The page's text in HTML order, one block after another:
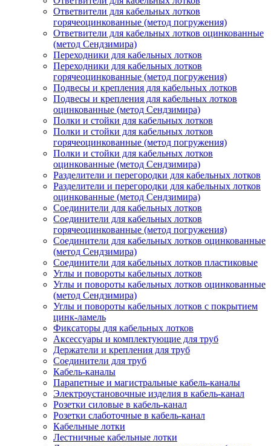
Ответвители для кабельных лотков
горячеоцинкованные (метод погружения)
Ответвители для кабельных лотков оцинкованные
(метод Сендзимира)
Переходники для кабельных лотков
Переходники для кабельных лотков
горячеоцинкованные (метод погружения)
Подвесы и крепления для кабельных лотков
Подвесы и крепления для кабельных лотков
оцинкованные (метод Сендзимира)
Полки и стойки для кабельных лотков
Полки и стойки для кабельных лотков
горячеоцинкованные (метод погружения)
Полки и стойки для кабельных лотков
оцинкованные (метод Сендзимира)
Разделители и перегородки для кабельных лотков
Разделители и перегородки для кабельных лотков
оцинкованные (метод Сендзимира)
Соединители для кабельных лотков
Соединители для кабельных лотков
горячеоцинкованные (метод погружения)
Соединители для кабельных лотков оцинкованные
(метод Сендзимира)
Соединители для кабельных лотков пластиковые
Углы и повороты кабельных лотков
Углы и повороты кабельных лотков оцинкованные
(метод Сендзимира)
Углы и повороты кабельных лотков с покрытием
цинк-ламель
Фиксаторы для кабельных лотков
Аксессуары и комплектующие для труб
Держатели и крепления для труб
Соединители для труб
Кабель-каналы
Парапетные и магистральные кабель-каналы
Электроустановочные изделия в кабель-канал
Розетки силовые в кабель-канал
Розетки слаботочные в кабель-канал
Кабельные лотки
Лестничные кабельные лотки